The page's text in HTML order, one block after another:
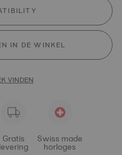
IN DE WINKEL
VINDEN
Gratis
levering
Swiss made
horloges